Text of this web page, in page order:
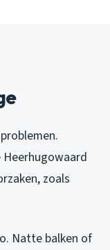
zoals
Natte balken of